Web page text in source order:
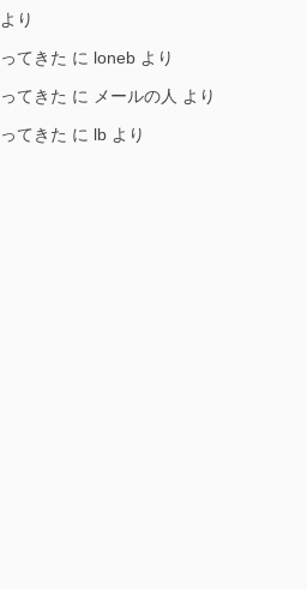
より
てきた に loneb より
てきた に メールの人 より
てきた に lb より